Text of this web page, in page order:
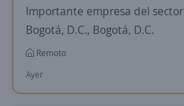
Importante empresa del sector
Bogotá, D.C., Bogotá, D.C.
Remoto
Ayer